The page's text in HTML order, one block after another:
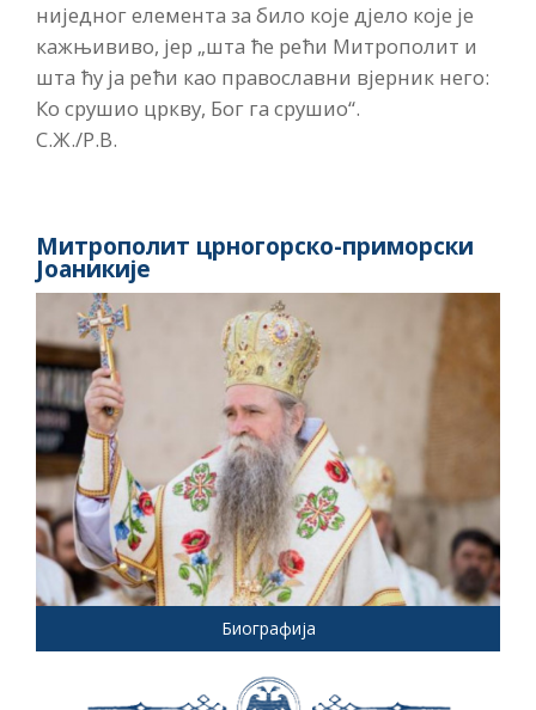
ниједног елемента за било које дјело које је
кажњививо, јер „шта ће рећи Митрополит и
шта ћу ја рећи као православни вјерник него:
Ко срушио цркву, Бог га срушио“.
С.Ж./Р.В.
Митрополит црногорско-приморски
Јоаникије
Биографија